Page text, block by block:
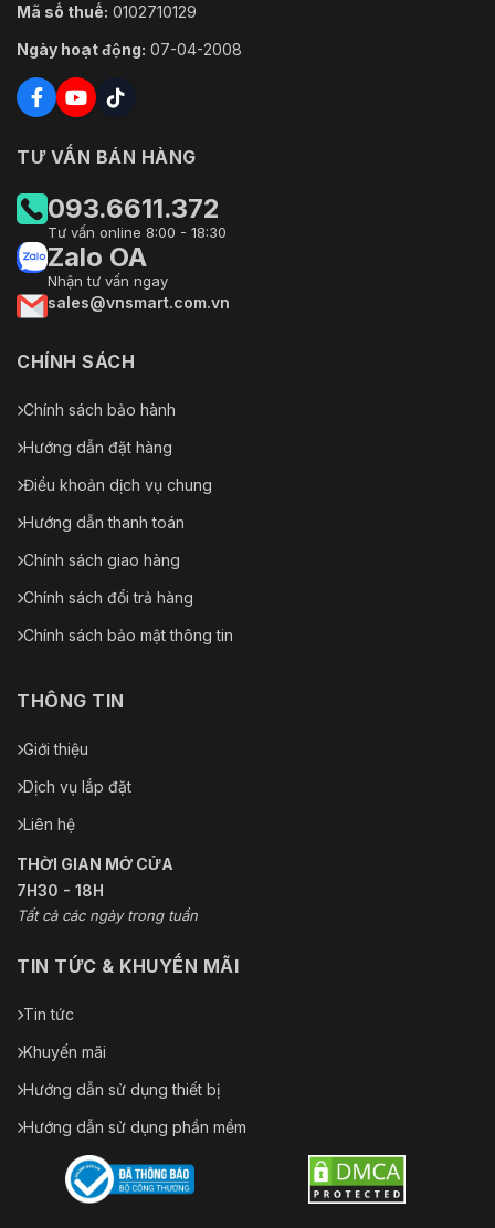
Mã số thuế: 0102710129
Ngày hoạt động: 07-04-2008
TƯ VẤN BÁN HÀNG
093.6611.372
Tư vấn online 8:00 - 18:30
Zalo OA
Nhận tư vấn ngay
sales@vnsmart.com.vn
CHÍNH SÁCH
Chính sách bảo hành
Hướng dẫn đặt hàng
Điều khoản dịch vụ chung
Hướng dẫn thanh toán
Chính sách giao hàng
Chính sách đổi trả hàng
Chính sách bảo mật thông tin
THÔNG TIN
Giới thiệu
Dịch vụ lắp đặt
Liên hệ
THỜI GIAN MỞ CỬA
7H30 - 18H
Tất cả các ngày trong tuần
TIN TỨC & KHUYẾN MÃI
Tin tức
Khuyến mãi
Hướng dẫn sử dụng thiết bị
Hướng dẫn sử dụng phần mềm